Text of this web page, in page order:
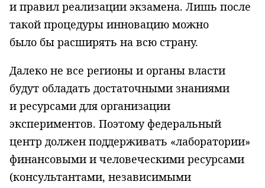
и правил реализации экзамена. Лишь после
такой процедуры инновацию можно
было бы расширять на всю страну.
Далеко не все регионы и органы власти
будут обладать достаточными знаниями
и ресурсами для организации
экспериментов. Поэтому федеральный
центр должен поддерживать «лаборатории»
финансовыми и человеческими ресурсами
(консультантами, независимыми